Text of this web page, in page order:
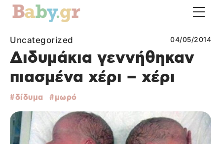
Uncategorized 04/05/2014
Διδυμάκια γεννήθηκαν
πιασμένα χέρι – χέρι
δίδυμα μωρό